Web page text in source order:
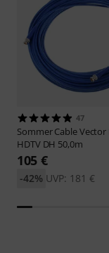
47
Sommer CableVector
HDTV DH 50,0m
105 €
UVP: 181 €
-42%